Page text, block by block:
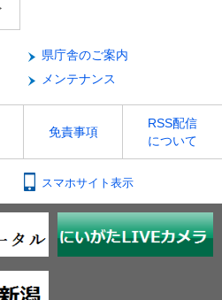
県庁舎のご案内
メンテナンス
免責事項
RSS配信
について
スマホサイト表示